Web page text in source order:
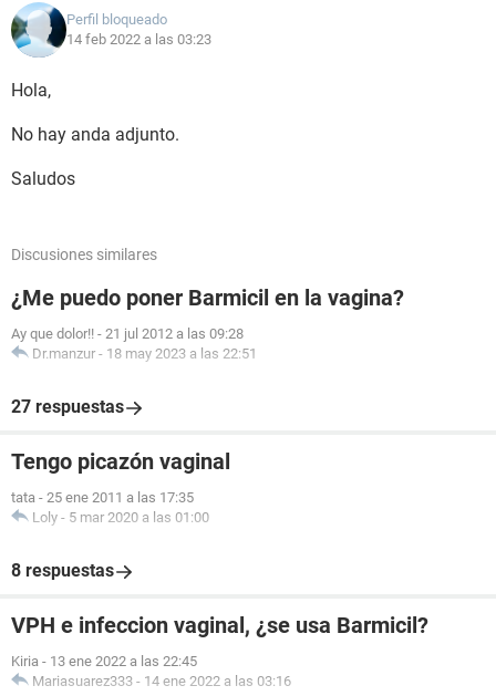
Perfil bloqueado
14 feb 2022 a las 03:23
Hola,
No hay anda adjunto.
Saludos
Discusiones similares
¿Me puedo poner Barmicil en la vagina?
Ay que dolor!! - 21 jul 2012 a las 09:28
Dr.manzur - 18 may 2023 a las 22:51
27 respuestas
Tengo picazón vaginal
tata - 25 ene 2011 a las 17:35
Loly - 5 mar 2020 a las 01:00
8 respuestas
VPH e infeccion vaginal, ¿se usa Barmicil?
Kiria - 13 ene 2022 a las 22:45
Mariasuarez333 - 14 ene 2022 a las 03:16